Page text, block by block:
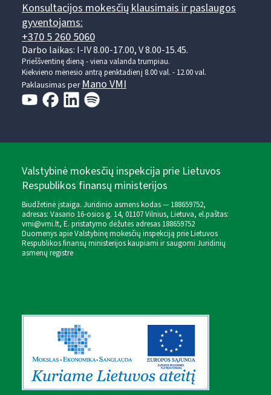
Konsultacijos mokesčių klausimais ir paslaugos
gyventojams:
+370 5 260 5060
Darbo laikas: I-IV 8.00-17.00, V 8.00-15.45.
Prieššventinę dieną - viena valanda trumpiau.
Kiekvieno mėnesio antrą penktadienį 8.00 val. - 12.00 val.
Paklausimas perMano VMI
Valstybinė mokesčių inspekcija prie Lietuvos
Respublikos finansų ministerijos
Biudžetinė įstaiga. Juridinio asmens kodas — 188659752,
adresas: Vasario 16-osios g. 14, 01107 Vilnius, Lietuva, el.paštas:
vmi@vmi.lt, E. pristatymo dėžutės adresas 188659752
Duomenys apie Valstybinę mokesčių inspekciją prie Lietuvos
Respublikos finansų ministerijos kaupiami ir saugomi Juridinių
asmenų registre